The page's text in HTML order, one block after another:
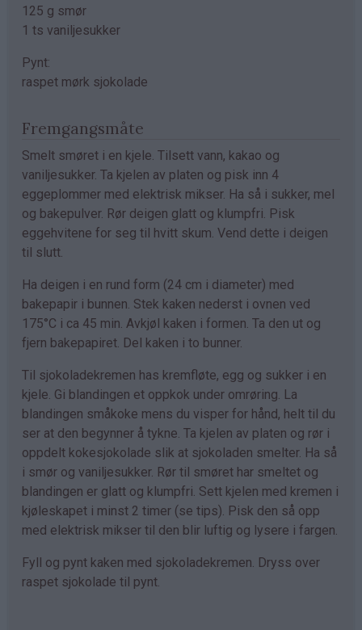
125 g smør
1 ts vaniljesukker
Pynt:
raspet mørk sjokolade
Fremgangsmåte
Smelt smøret i en kjele. Tilsett vann, kakao og
vaniljesukker. Ta kjelen av platen og pisk inn 4
eggeplommer med elektrisk mikser. Ha så i sukker, mel
og bakepulver. Rør deigen glatt og klumpfri. Pisk
eggehvitene for seg til hvitt skum. Vend dette i deigen
til slutt.
Ha deigen i en rund form (24 cm i diameter) med
bakepapir i bunnen. Stek kaken nederst i ovnen ved
175°C i ca 45 min. Avkjøl kaken i formen. Ta den ut og
fjern bakepapiret. Del kaken i to bunner.
Til sjokoladekremen has kremfløte, egg og sukker i en
kjele. Gi blandingen et oppkok under omrøring. La
blandingen småkoke mens du visper for hånd, helt til du
ser at den begynner å tykne. Ta kjelen av platen og rør i
oppdelt kokesjokolade slik at sjokoladen smelter. Ha så
i smør og vaniljesukker. Rør til smøret har smeltet og
blandingen er glatt og klumpfri. Sett kjelen med kremen i
kjøleskapet i minst 2 timer (se tips). Pisk den så opp
med elektrisk mikser til den blir luftig og lysere i fargen.
Fyll og pynt kaken med sjokoladekremen. Dryss over
raspet sjokolade til pynt.